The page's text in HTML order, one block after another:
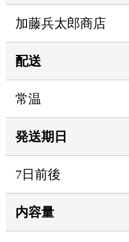
加藤兵太郎商店
配送
常温
発送期日
7日前後
内容量